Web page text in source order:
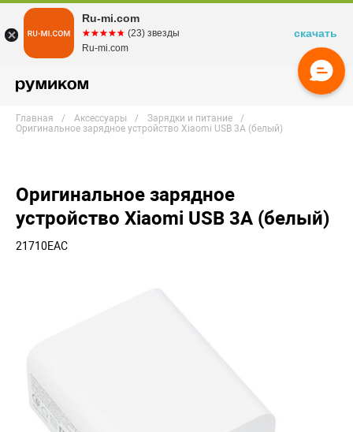
Главная Аксессуары
Зарядки и питание
Оригинальное зарядное устройство Xiaomi USB 3A (белый)
Оригинальное зарядное
устройство Xiaomi USB 3A (белый)
21710EAC
Ru-mi.com
☆☆☆☆☆
★★★★★ (23) звезды
Ru-mi.com
скачать